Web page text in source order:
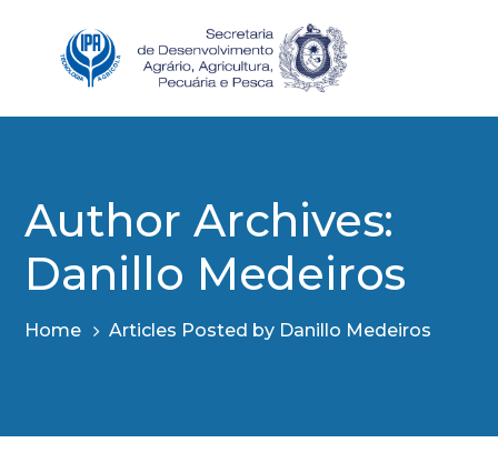
Author Archives:
Danillo Medeiros
Home Articles Posted by Danillo Medeiros